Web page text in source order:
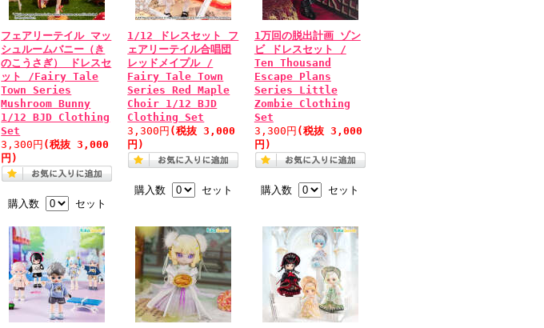
フェアリーテイル マッ
シュルームバニー（き
のこうさぎ） ドレスセ
ット /Fairy Tale
Town Series
Mushroom Bunny
1/12 BJD Clothing
Set
3,300円 (税抜 3,000
円)
購入数 セット
1/12 ドレスセット フ
ェアリーテイル合唱団
レッドメイプル /
Fairy Tale Town
Series Red Maple
Choir 1/12 BJD
Clothing Set
3,300円 (税抜 3,000
円)
購入数 セット
1万回の脱出計画 ゾン
ビ ドレスセット /
Ten Thousand
Escape Plans
Series Little
Zombie Clothing
Set
3,300円 (税抜 3,000
円)
購入数 セット